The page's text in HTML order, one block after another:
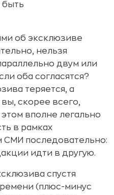
об эксклюзиве
нельзя
двум или
оба согласятся?
теряется, а
скорее всего,
вполне легально
в рамках
СМИ последовательно:
идти в другую.
спустя
(плюс-минус